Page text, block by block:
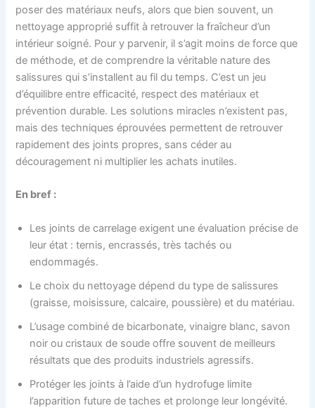
poser des matériaux neufs, alors que bien souvent, un
nettoyage approprié suffit à retrouver la fraîcheur d’un
intérieur soigné. Pour y parvenir, il s’agit moins de force que
de méthode, et de comprendre la véritable nature des
salissures qui s’installent au fil du temps. C’est un jeu
d’équilibre entre efficacité, respect des matériaux et
prévention durable. Les solutions miracles n’existent pas,
mais des techniques éprouvées permettent de retrouver
rapidement des joints propres, sans céder au
découragement ni multiplier les achats inutiles.
En bref :
Les joints de carrelage exigent une évaluation précise de
leur état : ternis, encrassés, très tachés ou
endommagés.
Le choix du nettoyage dépend du type de salissures
(graisse, moisissure, calcaire, poussière) et du matériau.
L’usage combiné de bicarbonate, vinaigre blanc, savon
noir ou cristaux de soude offre souvent de meilleurs
résultats que des produits industriels agressifs.
Protéger les joints à l’aide d’un hydrofuge limite
l’apparition future de taches et prolonge leur longévité.